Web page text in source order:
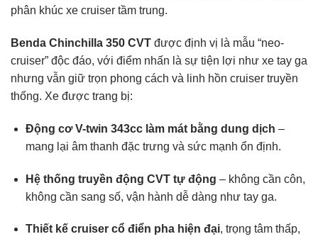
phân khúc xe cruiser tầm trung.
Benda Chinchilla 350 CVT được định vị là mẫu “neo-
cruiser” độc đáo, với điểm nhấn là sự tiện lợi như xe tay ga
nhưng vẫn giữ trọn phong cách và linh hồn cruiser truyền
thống. Xe được trang bị:
Động cơ V-twin 343cc làm mát bằng dung dịch –
mang lại âm thanh đặc trưng và sức mạnh ổn định.
Hệ thống truyền động CVT tự động – không cần côn,
không cần sang số, vận hành dễ dàng như tay ga.
Thiết kế cruiser cổ điển pha hiện đại, trọng tâm thấp,